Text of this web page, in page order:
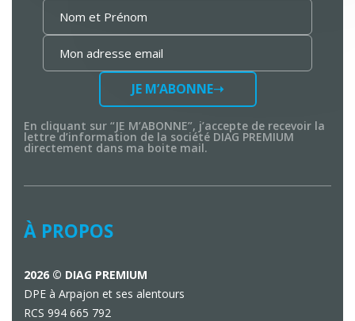
JE M’ABONNE
En cliquant sur “JE M’ABONNE”, j’accepte de recevoir la
lettre d’information de la société DIAG PREMIUM
directement dans ma boite mail.
À PROPOS
2026 © DIAG PREMIUM
DPE à Arpajon et ses alentours
RCS 994 665 792